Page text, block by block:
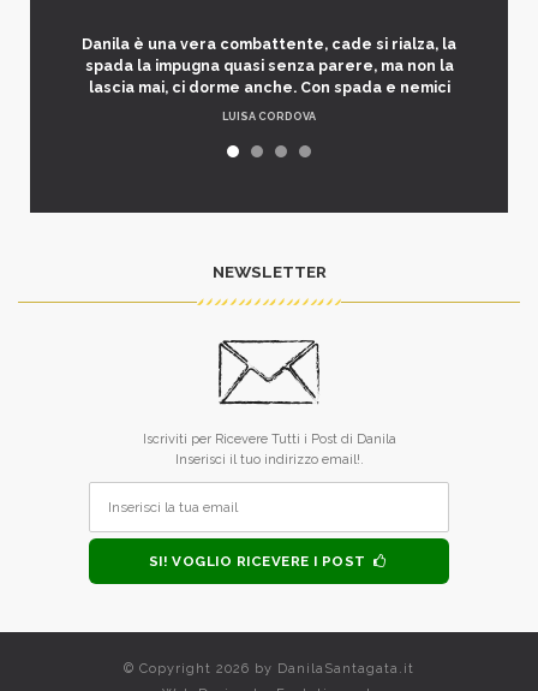
Danila è una vera combattente, cade si rialza, la
spada la impugna quasi senza parere, ma non la
lascia mai, ci dorme anche. Con spada e nemici
LUISA CORDOVA
NEWSLETTER
Iscriviti per Ricevere Tutti i Post di Danila
Inserisci il tuo indirizzo email!.
SI! VOGLIO RICEVERE I POST
© Copyright 2026 by DanilaSantagata.it